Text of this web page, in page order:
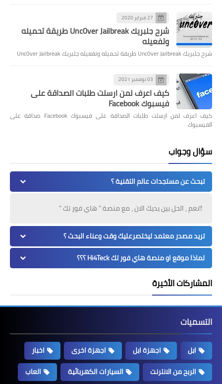
27 فبراير 2020
شرح جلبريك Unc0ver Jailbreak طريقة تحميله
وتفعيله
شرح جلبريك Unc0ver Jailbreak طريقة تحميله وتفعيله جلبريك Unc0ver Jailbreak
03 نوفمبر 2021
كيف اعرف لمن ارسلت طلبات الصداقة على
فيسبوك Facebook
كيف اعرف لمن ارسلت طلبات الصداقة على فيسبوك Facebook صداقة على
الفيسبوك
سؤال وجواب
تبحث عن مستجدات عالم التقنية ؟
!!نعم , الحل بين يديك الان ، مع منصة " هاي فور تك "
تريد مصدر معتمد ليختصرعليك وقت وعناء البحث ؟
لماذا موقع او منصة هاي فور تك Hi4Teck ؟؟؟
المشاركات الأخيرة
التسميات
ابل اجهزة ابل اجهزة اخرى
اخبار
الربح من الانترنت
السيارات الكهربائية
العاب